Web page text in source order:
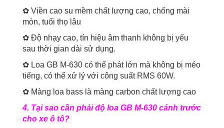
✿ Viền cao su mềm chất lượng cao, chống mài
mòn, tuổi thọ lâu
✿ Độ nhạy cao, tín hiệu âm thanh không bị yếu
sau thời gian dài sử dụng.
✿ Loa GB M-630 có thể phát lớn mà không bị méo
tiếng, có thể xử lý với công suất RMS 60W.
✿ Màng loa bass là màng carbon chất lượng cao
4. Tại sao cần phải độ loa GB M-630 cánh trước
cho xe ô tô?